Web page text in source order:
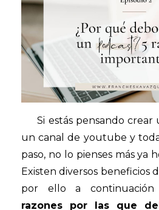
Si estás pensando crear
un canal de youtube y
paso, no lo pienses más ya
Existen diversos beneficios
por ello a continuación
razones por las que